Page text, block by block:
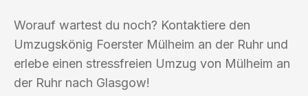
Worauf wartest du noch? Kontaktiere den
Umzugskönig Foerster Mülheim an der Ruhr und
erlebe einen stressfreien Umzug von Mülheim an
der Ruhr nach Glasgow!